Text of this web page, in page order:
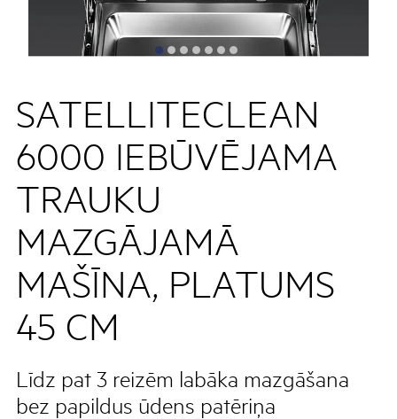
SATELLITECLEAN
6000 IEBŪVĒJAMA
TRAUKU
MAZGĀJAMĀ
MAŠĪNA, PLATUMS
45 CM
Līdz pat 3 reizēm labāka mazgāšana
bez papildus ūdens patēriņa